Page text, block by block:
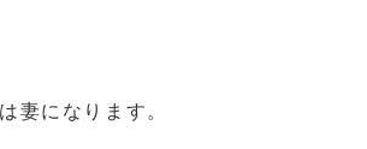
妻になります。